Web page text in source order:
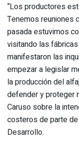
“Los productores
Tenemos reuniones
pasada estuvimos
visitando las
manifestaron las
empezar a legislar
la producción del
defender y proteger
Caruso sobre la
costeros de parte
Desarrollo.